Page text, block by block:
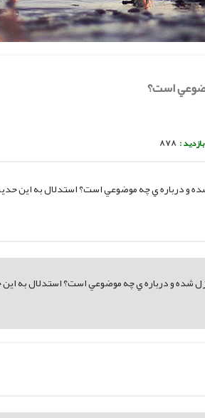
است؟
:
878
و درباره ي چه موضوعي است؟ استدلال به اين
شده و درباره ي چه موضوعي است؟ استدلال به